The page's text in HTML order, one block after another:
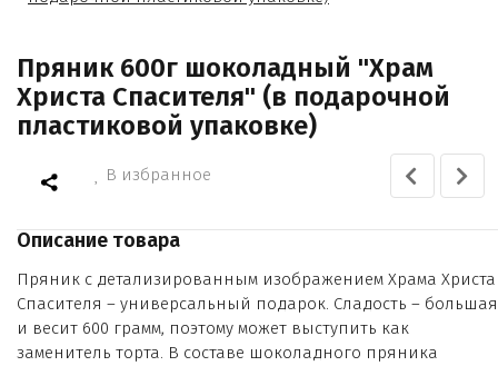
Пряник 600г шоколадный "Храм
Христа Спасителя" (в подарочной
пластиковой упаковке)
В избранное
Описание товара
Пряник с детализированным изображением Храма Христа
Спасителя – универсальный подарок. Сладость –
и весит 600 грамм, поэтому может выступить как
заменитель торта. В составе шоколадного пряника